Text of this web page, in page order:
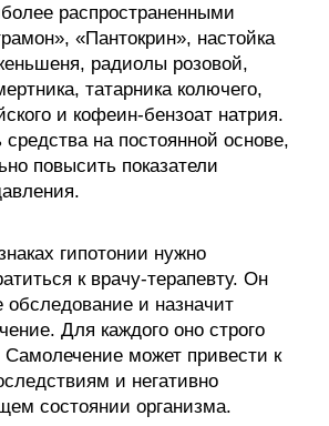
распространенными
«Пантокрин», настойка
радиолы розовой,
татарника колючего,
и кофеин-бензоат натрия.
на постоянной основе,
повысить показатели
гипотонии нужно
к врачу-терапевту. Он
обследование и назначит
Для каждого оно строго
может привести к
и негативно
состоянии организма.